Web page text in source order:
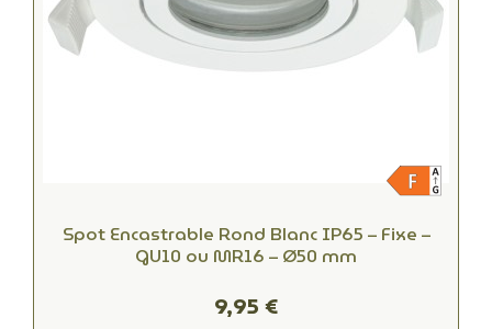
Spot Encastrable Rond Blanc IP65 – Fixe –
GU10 ou MR16 – Ø50 mm
9,95 €